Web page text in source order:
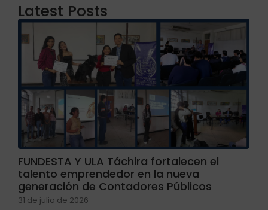
Latest Posts
FUNDESTA Y ULA Táchira fortalecen el
talento emprendedor en la nueva
generación de Contadores Públicos
31 de julio de 2026